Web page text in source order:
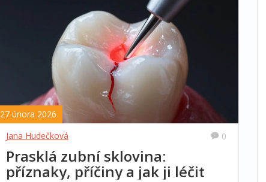
27 února 2026
Jana Hudečková
0
Prasklá zubní sklovina:
příznaky, příčiny a jak ji léčit